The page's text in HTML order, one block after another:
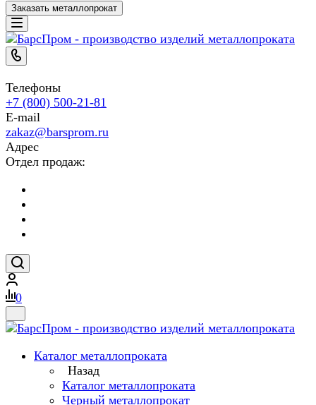
Заказать металлопрокат
Телефоны
+7 (800) 500-21-81
E-mail
zakaz@barsprom.ru
Адрес
Отдел продаж:
0
Каталог металлопроката
Назад
Каталог металлопроката
Черный металлопрокат